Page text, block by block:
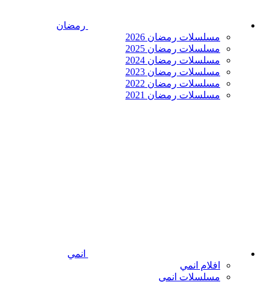
رمضان
مسلسلات رمضان 2026
مسلسلات رمضان 2025
مسلسلات رمضان 2024
مسلسلات رمضان 2023
مسلسلات رمضان 2022
مسلسلات رمضان 2021
انمي
افلام انمي
مسلسلات انمي